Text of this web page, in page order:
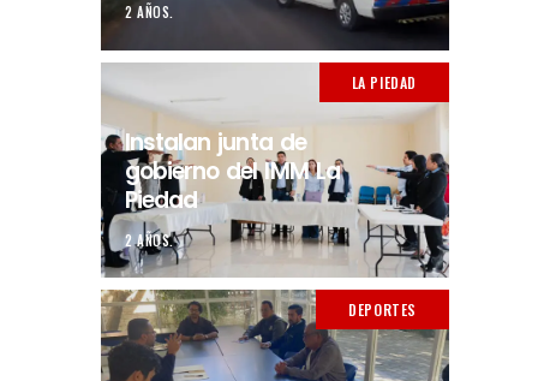
2 AÑOS.
LA PIEDAD
Instalan junta de
gobierno del IMM La
Piedad
2 AÑOS.
DEPORTES